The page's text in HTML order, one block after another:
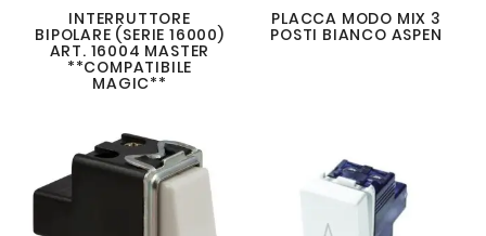
INTERRUTTORE
BIPOLARE (SERIE 16000)
ART. 16004 MASTER
**COMPATIBILE
MAGIC**
PLACCA MODO MIX 3
POSTI BIANCO ASPEN